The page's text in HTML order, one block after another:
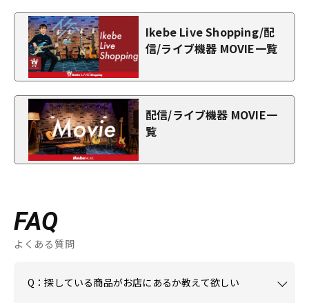
Ikebe Live Shopping/配
信/ライブ機器 MOVIE一覧
配信/ライブ機器 MOVIE一
覧
FAQ
よくある質問
Q：探している商品がお店にあるか教えて欲しい